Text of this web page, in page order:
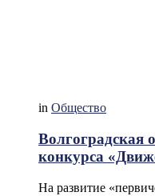
in Общество
Волгоградская
конкурса
На развитие